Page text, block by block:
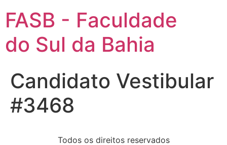
FASB - Faculdade
do Sul da Bahia
Candidato Vestibular
#3468
Todos os direitos reservados